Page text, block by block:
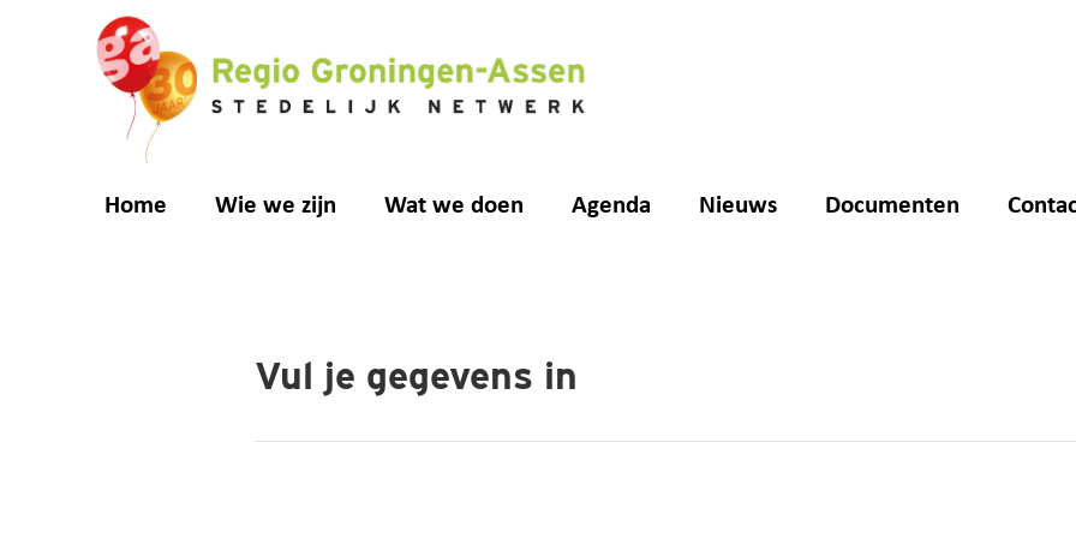
Home Wie we zijn Wat we doen Agenda Nieuws Documenten
Vul je gegevens in